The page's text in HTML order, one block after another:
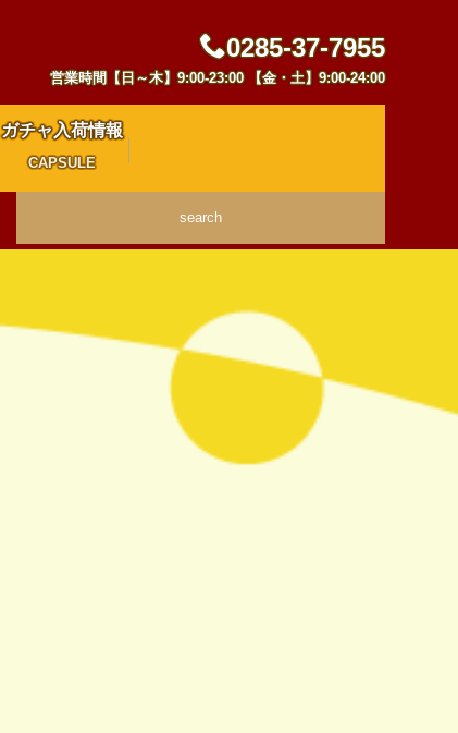
0285-37-7955
営業時間【日～木】9:00-23:00 【金・土】9:00-24:00
ガチャ入荷情報
CAPSULE
search